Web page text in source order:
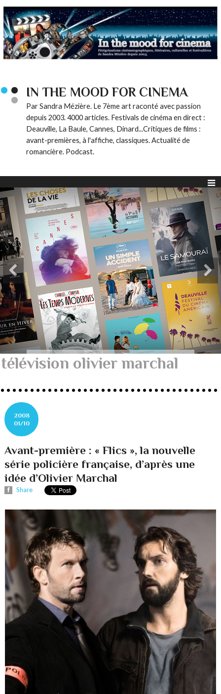
IN THE MOOD FOR CINEMA
Par Sandra Mézière. Le 7ème art raconté avec passion
depuis 2003. 4000 articles. Festivals de cinéma en direct :
Deauville, La Baule, Cannes, Dinard...Critiques de films :
avant-premières, à l'affiche, classiques. Actualité de
romancière. Podcast.
télévision olivier marchal
2008
01/10
Avant-première : « Flics », la nouvelle
série policière française, d’après une
idée d’Olivier Marchal
Share